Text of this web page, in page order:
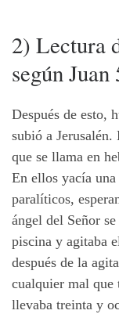
2) Lectura
según Juan
Después de esto,
subió a Jerusalén.
que se llama en
En ellos yacía
paralíticos,
ángel del Señor
piscina y agitaba
después de la
cualquier mal
llevaba treinta y